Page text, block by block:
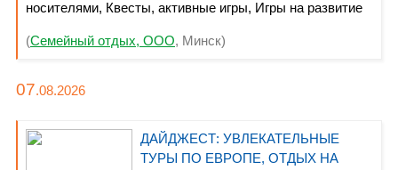
носителями, Квесты, активные игры, Игры на развитие
классы, Дискотеки, Оздоровительные процедуры,
+375293661428
(Семейный отдых, ООО, Минск)
07.08.2026
ДАЙДЖЕСТ: УВЛЕКАТЕЛЬНЫЕ
ТУРЫ ПО ЕВРОПЕ, ОТДЫХ НА